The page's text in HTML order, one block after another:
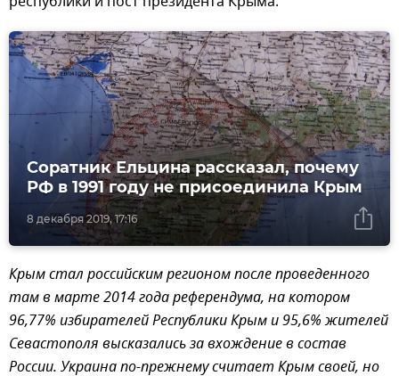
8 декабря 2019, 17:16
Соратник Ельцина рассказал, почему
РФ в 1991 году не присоединила Крым
Крым стал российским регионом после проведенного
там в марте 2014 года референдума, на котором
96,77% избирателей Республики Крым и 95,6% жителей
Севастополя высказались за вхождение в состав
России. Украина по-прежнему считает Крым своей, но